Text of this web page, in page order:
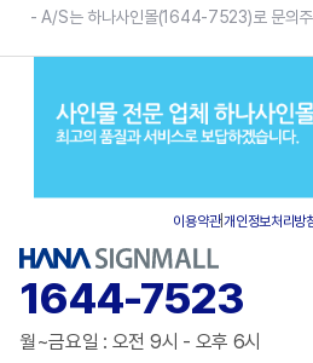
- A/S는 하나사인몰(1644-7523)로 문의주
이용약관|개인정보처리방
1644-7523
월~금요일 : 오전 9시 - 오후 6시